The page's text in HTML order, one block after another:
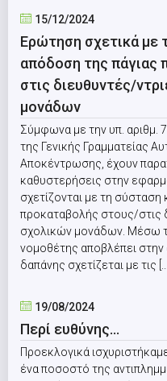
15/12/2024
Ερώτηση σχετικά με
απόδοση της πάγιας
στις διευθυντές/
μονάδων
Σύμφωνα με την υπ. αριθμ.
της Γενικής Γραμματείας
Αποκέντρωσης, έχουν
καθυστερήσεις στην
σχετίζονται με τη σύσταση
προκαταβολής στους/στις
σχολικών μονάδων. Μέσω
νομοθέτης αποβλέπει
δαπάνης σχετίζεται με τις [...]
19/08/2024
Περί ευθύνης…
Προεκλογικά
ένα ποσοστό της